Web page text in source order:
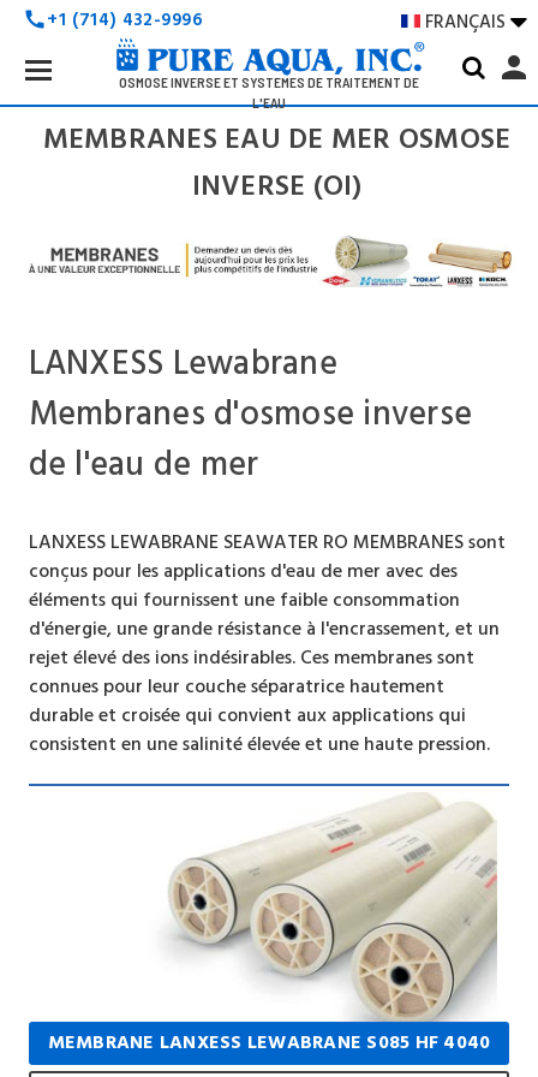
call+1 (714) 432-9996 FRANÇAIS 
OSMOSE INVERSE ET SYSTÈMES DE TRAITEMENT DE
L'EAU
Search
Keyword:
person
MEMBRANES EAU DE MER OSMOSE
INVERSE (OI)
LANXESS Lewabrane
Membranes d'osmose inverse
de l'eau de mer
LANXESS LEWABRANE SEAWATER RO MEMBRANES sont
conçus pour les applications d'eau de mer avec des
éléments qui fournissent une faible consommation
d'énergie, une grande résistance à l'encrassement, et un
rejet élevé des ions indésirables. Ces membranes sont
connues pour leur couche séparatrice hautement
durable et croisée qui convient aux applications qui
consistent en une salinité élevée et une haute pression.
MEMBRANE LANXESS LEWABRANE S085 HF 4040